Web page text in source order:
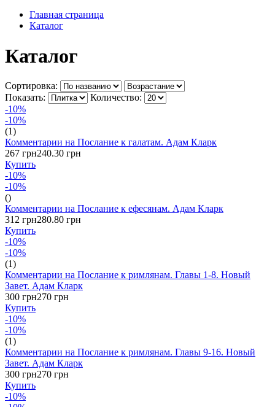
Главная страница
Каталог
Каталог
Сортировка:
Показать:
Количество:
-10%
-10%
(1)
Комментарии на Послание к галатам. Адам Кларк
267 грн240.30 грн
Купить
-10%
-10%
()
Комментарии на Послание к ефесянам. Адам Кларк
312 грн280.80 грн
Купить
-10%
-10%
(1)
Комментарии на Послание к римлянам. Главы 1-8. Новый
Завет. Адам Кларк
300 грн270 грн
Купить
-10%
-10%
(1)
Комментарии на Послание к римлянам. Главы 9-16. Новый
Завет. Адам Кларк
300 грн270 грн
Купить
-10%